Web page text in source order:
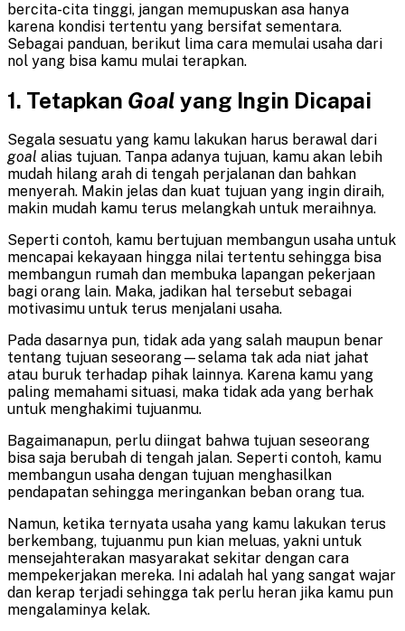
bercita-cita tinggi, jangan memupuskan asa hanya
karena kondisi tertentu yang bersifat sementara.
Sebagai panduan, berikut lima cara memulai usaha dari
nol yang bisa kamu mulai terapkan.
1. Tetapkan Goal yang Ingin Dicapai
Segala sesuatu yang kamu lakukan harus berawal dari
goal alias tujuan. Tanpa adanya tujuan, kamu akan lebih
mudah hilang arah di tengah perjalanan dan bahkan
menyerah. Makin jelas dan kuat tujuan yang ingin diraih,
makin mudah kamu terus melangkah untuk meraihnya.
Seperti contoh, kamu bertujuan membangun usaha untuk
mencapai kekayaan hingga nilai tertentu sehingga bisa
membangun rumah dan membuka lapangan pekerjaan
bagi orang lain. Maka, jadikan hal tersebut sebagai
motivasimu untuk terus menjalani usaha.
Pada dasarnya pun, tidak ada yang salah maupun benar
tentang tujuan seseorang—selama tak ada niat jahat
atau buruk terhadap pihak lainnya. Karena kamu yang
paling memahami situasi, maka tidak ada yang berhak
untuk menghakimi tujuanmu.
Bagaimanapun, perlu diingat bahwa tujuan seseorang
bisa saja berubah di tengah jalan. Seperti contoh, kamu
membangun usaha dengan tujuan menghasilkan
pendapatan sehingga meringankan beban orang tua.
Namun, ketika ternyata usaha yang kamu lakukan terus
berkembang, tujuanmu pun kian meluas, yakni untuk
mensejahterakan masyarakat sekitar dengan cara
mempekerjakan mereka. Ini adalah hal yang sangat wajar
dan kerap terjadi sehingga tak perlu heran jika kamu pun
mengalaminya kelak.